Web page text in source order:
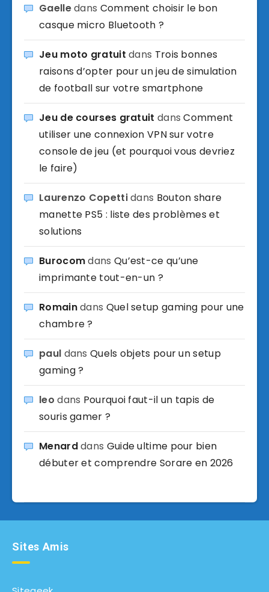
Gaelledans Comment choisir le bon
casque micro Bluetooth ?
Jeu moto gratuit dans Trois bonnes
raisons d’opter pour un jeu de simulation
de football sur votre smartphone
Jeu de courses gratuit dansComment
utiliser une connexion VPN sur votre
console de jeu (et pourquoi vous devriez
le faire)
Laurenzo Copettidans Bouton share
manette PS5 : liste des problèmes et
solutions
Burocomdans Qu’est-ce qu’une
imprimante tout-en-un ?
Romaindans Quel setup gaming pour une
chambre ?
paul dansQuels objets pour un setup
gaming ?
leo dans Pourquoi faut-il un tapis de
souris gamer ?
Menarddans Guide ultime pour bien
débuter et comprendre Sorare en 2026
Sites Amis